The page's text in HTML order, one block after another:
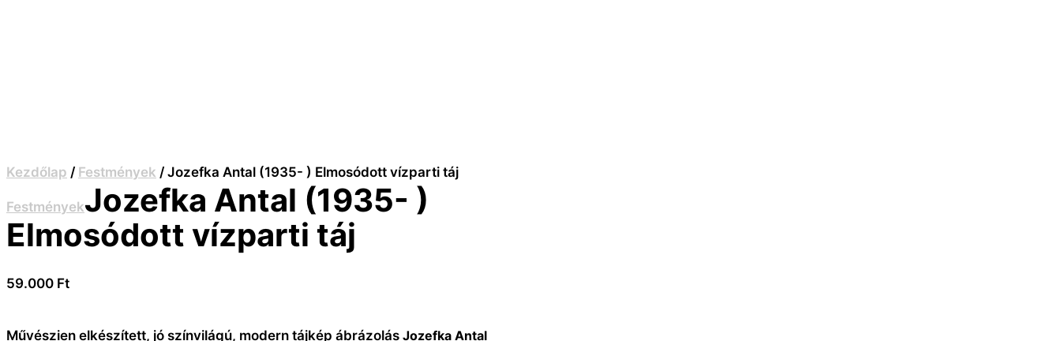
Kezdőlap / Festmények / Jozefka Antal (1935- ) Elmosódott vízparti táj
FestményekJozefka Antal (1935- )
Elmosódott vízparti táj
59.000 Ft
Művészien elkészített, jó színvilágú, modern tájkép ábrázolás Jozefka Antal